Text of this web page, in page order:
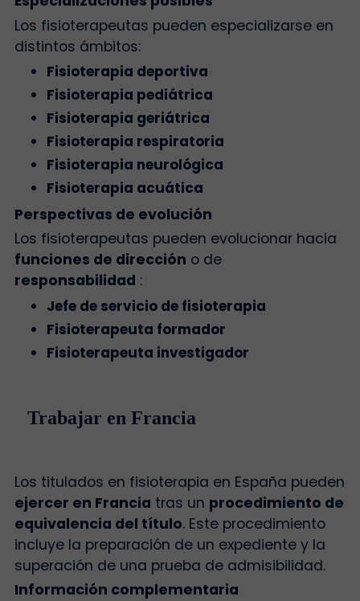
Los fisioterapeutas pueden especializarse en
distintos ámbitos:
Fisioterapia deportiva
Fisioterapia pediátrica
Fisioterapia geriátrica
Fisioterapia respiratoria
Fisioterapia neurológica
Fisioterapia acuática
Perspectivas de evolución
Los fisioterapeutas pueden evolucionar hacia
funciones de dirección o de
responsabilidad :
Jefe de servicio de fisioterapia
Fisioterapeuta formador
Fisioterapeuta investigador
Trabajar en Francia
Los titulados en fisioterapia en España pueden
ejercer en Francia tras un procedimiento de
equivalencia del título. Este procedimiento
incluye la preparación de un expediente y la
superación de una prueba de admisibilidad.
Información complementaria